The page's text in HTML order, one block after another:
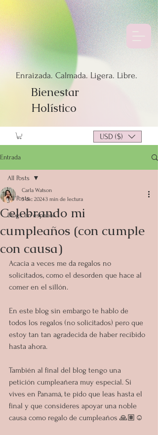
Enraizada. Calmada. Ligera. Libre.
Bienestar
Holístico
USD ($)
Entrada
All Posts
Blogs en español
All Posts
Celebrando mi
cumpleaños (con cumple
con causa)
Carla Watson
3 dic 20243 min de lectura
Acacia a veces me da regalos no
solicitados, como el desorden que hace al
comer en el sillón.
En este blog sin embargo te hablo de
todos los regalos (no solicitados) pero que
estoy tan tan agradecida de haber recibido
hasta ahora.
También al final del blog tengo una
petición cumpleañera muy especial. Si
vives en Panamá, te pido que leas hasta el
final y que consideres apoyar una noble
causa como regalo de cumpleaños 🙏🏽☺️